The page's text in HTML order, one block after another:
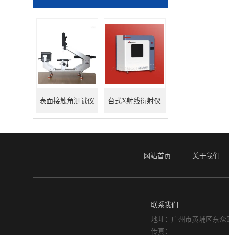
表面接触角测试仪 台式X射线衍射仪
网站首页 关于我们
联系我们
地址：广州市黄埔区东众
传真：